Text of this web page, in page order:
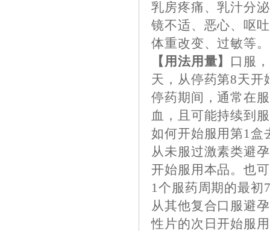
乳房疼痛、乳汁分
镜不适、恶心、呕
体重改变、过敏等。
【用法用量】 口服
天，从停药第8天开
停药期间，通常在
血，且可能持续到
如何开始服用第1盒
从未服过激素类避
开始服用本品。也
1个服药周期的最初
从其他复合口服避
性片的次日开始服